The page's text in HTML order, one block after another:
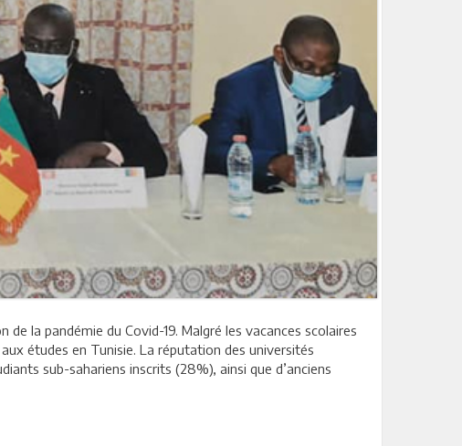
la pandémie du Covid-19. Malgré les vacances scolaires
études en Tunisie. La réputation des universités
sub-sahariens inscrits (28%), ainsi que d’anciens